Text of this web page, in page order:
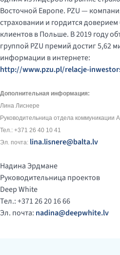
Восточной Европе. PZU —
страховании и гордится
клиентов в Польше. В 2019 году
группой PZU премий достиг 5,62
информации в интернете:
http://www.pzu.pl/relacje-
Дополнительная информация:
Лина Лиснере
Руководительница отдела коммуникации
Тел.: +371 26 40 10 41
Эл. почта: lina.lisnere@balta.lv
Надина Эрдмане
Руководительница проектов
Deep White
Тел.: +371 26 20 16 66
Эл. почта: nadina@deepwhite.lv